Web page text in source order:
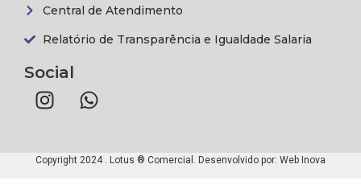
Central de Atendimento
Relatório de Transparência e Igualdade Salaria
Social
Copyright 2024 . Lotus ® Comercial. Desenvolvido por: Web Inova